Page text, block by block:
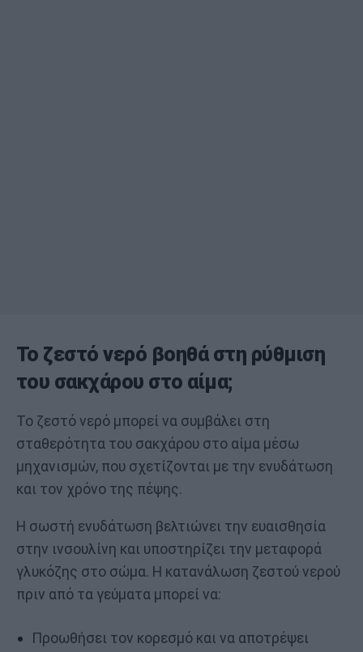
Το ζεστό νερό βοηθά στη ρύθμιση
του σακχάρου στο αίμα;
Το ζεστό νερό μπορεί να συμβάλει στη
σταθερότητα του σακχάρου στο αίμα μέσω
μηχανισμών, που σχετίζονται με την ενυδάτωση
και τον χρόνο της πέψης.
Η σωστή ενυδάτωση βελτιώνει την ευαισθησία
στην ινσουλίνη και υποστηρίζει την μεταφορά
γλυκόζης στο σώμα. Η κατανάλωση ζεστού νερού
πριν από τα γεύματα μπορεί να:
Προωθήσει τον κορεσμό και να αποτρέψει